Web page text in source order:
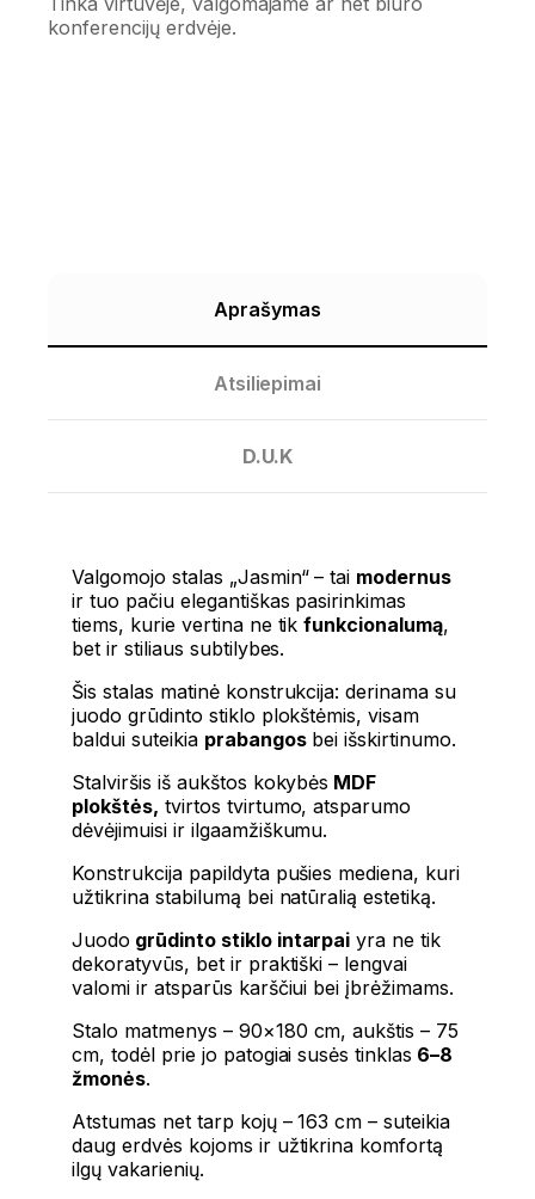
konferencijų erdvėje.
Aprašymas
Atsiliepimai
D.U.K
Valgomojo stalas „Jasmin“ – tai modernus
ir tuo pačiu elegantiškas pasirinkimas
tiems, kurie vertina ne tikfunkcionalumą,
bet ir stiliaus subtilybes.
Šis stalas matinė konstrukcija: derinama su
juodo grūdinto stiklo plokštėmis, visam
baldui suteikia prabangosbei išskirtinumo.
Stalviršis iš aukštos kokybės MDF
plokštės, tvirtos tvirtumo, atsparumo
dėvėjimuisi ir ilgaamžiškumu.
Konstrukcija papildyta pušies mediena, kuri
užtikrina stabilumą bei natūralią estetiką.
Juodo grūdinto stiklo intarpai yra ne tik
dekoratyvūs, bet ir praktiški – lengvai
valomi ir atsparūs karščiui bei įbrėžimams.
Stalo matmenys – 90×180 cm, aukštis – 75
cm, todėl prie jo patogiai susės tinklas 6–8
žmonės.
Atstumas net tarp kojų – 163 cm – suteikia
daug erdvės kojoms ir užtikrina komfortą
ilgų vakarienių.